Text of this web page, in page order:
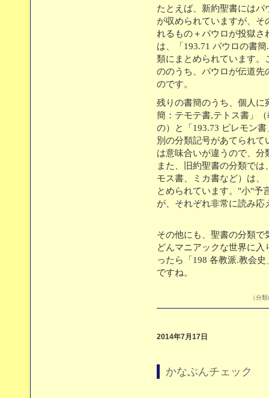
たとえば、新約聖書にはパ
が収められていますが、そ
れるもの＋パウロが投獄
は、「193.71 パウロの書
類にまとめられています。
ののうち、パウロが伝道先
のです。
残りの書簡のうち、個人に
簡：テモテ書,テトス書」
の）と「193.73 ピレモン
別の分類記号があてられ
は意味合いが違うので、
また、旧約聖書の分類で
モス書、ミカ書など）は、
とめられています。"小"予
が、それぞれ非常に読み応
その他にも、聖書の分類
どんマニアックな世界に
ったら「198 各教派.教会
ですね。
（分
2014年7月17日
かなぶんチェック